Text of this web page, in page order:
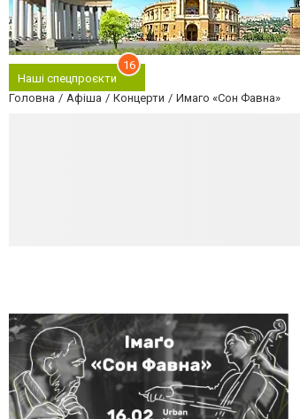
Наші спецпроєкти
16
Головна Афіша Концерти Имаго «Сон Фавна»